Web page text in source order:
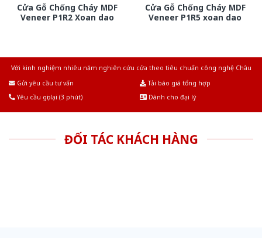
Cửa Gỗ Chống Cháy MDF
Veneer P1R2 Xoan dao
Cửa Gỗ Chống Cháy MDF
Veneer P1R5 xoan dao
Với kinh nghiệm nhiêu năm nghiên cứu cửa theo tiêu chuẩn công nghệ Châu
Gửi yêu cầu tư vấn
Tải báo giá tổng hợp
Yêu cầu gọi lại (3 phút)
Dành cho đại lý
ĐỐI TÁC KHÁCH HÀNG